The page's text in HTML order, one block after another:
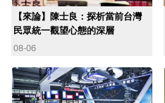
【來論】陳士良：探析當前台灣
民眾統一觀望心態的深層
08-06